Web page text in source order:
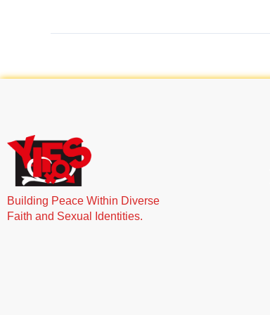
Building Peace Within Diverse
Faith and Sexual Identities.